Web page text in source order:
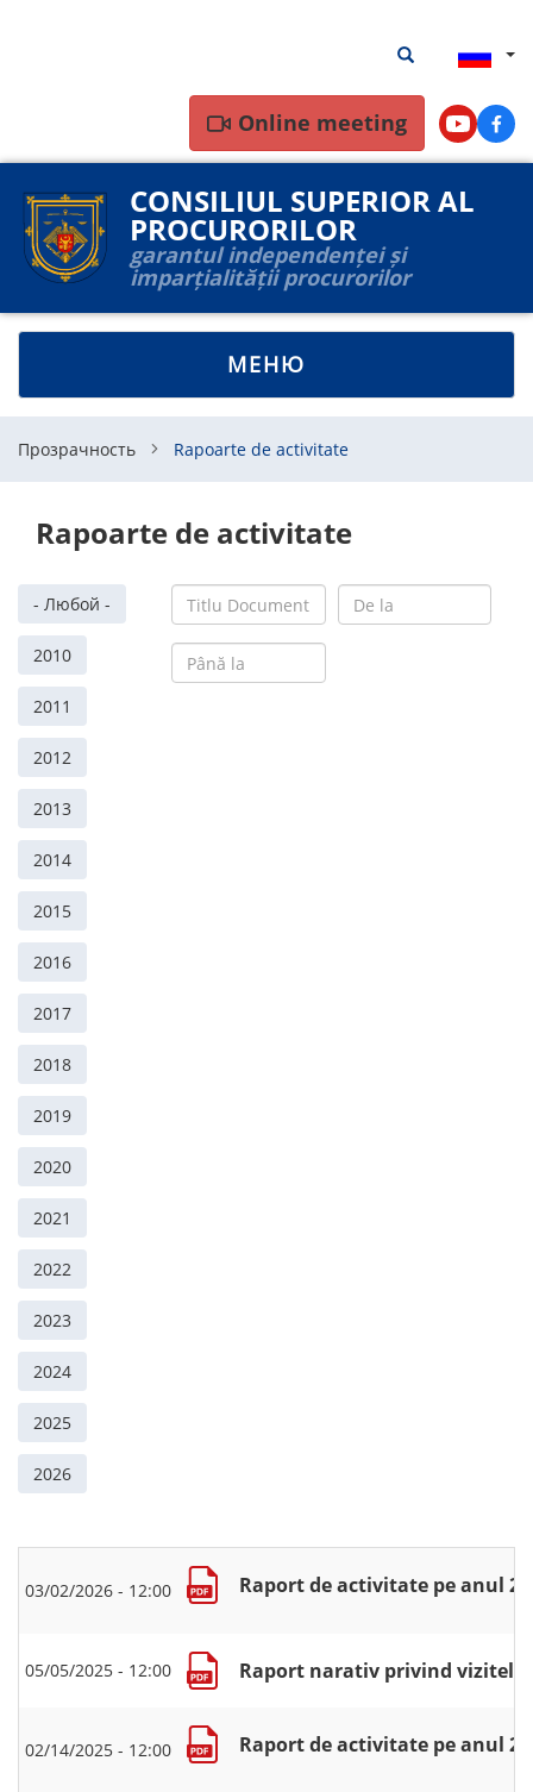
поиска
Результаты
Online meeting Youtube
CONSILIUL SUPERIOR AL
PROCURORILOR
garantul independenței și
imparțialității procurorilor
TOGGLE
NAVIGATION
МЕНЮ
Прозрачность Rapoarte de activitate
Rapoarte de activitate
- Любой -
2010
2011
2012
2013
2014
2015
2016
2017
2018
2019
2020
2021
2022
2023
2024
2025
2026
03/02/2026 - 12:00 Raport de activitate pe anul
05/05/2025 - 12:00 Raport narativ privind vizitele
02/14/2025 - 12:00 Raport de activitate pe anul